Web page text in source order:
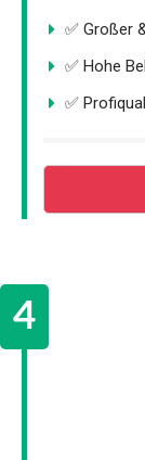
✅ Großer
✅ Hohe
✅